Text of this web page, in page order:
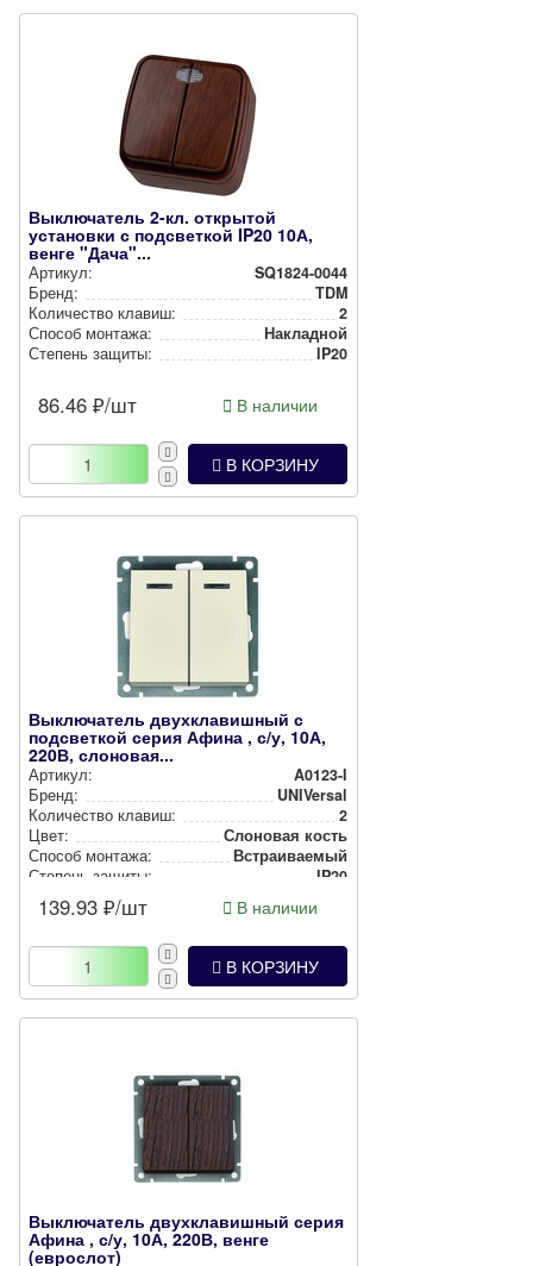
Выключатель 2-кл. открытой
установки с подсветкой IP20 10А,
венге "Дача"...
Артикул:
SQ1824-0044
Бренд:
TDM
Количество клавиш:
2
Способ монтажа:
Накладной
Степень защиты:
IP20
86.46 ₽/шт В наличии
В КОРЗИНУ
Выключатель двухклавишный с
подсветкой серия Афина , с/у, 10А,
220В, слоновая...
Артикул:
A0123-I
Бренд:
UNIVersal
Количество клавиш:
2
Цвет:
Слоновая кость
Способ монтажа:
Встра­ива­емый
Степень защиты:
IP20
139.93 ₽/шт В наличии
В КОРЗИНУ
Выключатель двухклавишный серия
Афина , с/у, 10А, 220В, венге
(еврослот)